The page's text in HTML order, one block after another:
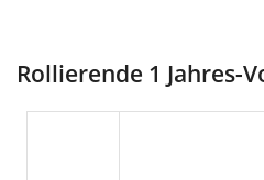
das Ausmass der
Kauf nehmen musste, um
Kennzahl für Zeiträume
Rollierende 1 Jahres-